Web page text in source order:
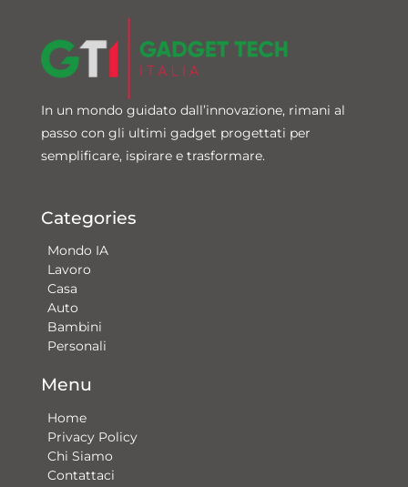
In un mondo guidato dall’innovazione, rimani al
passo con gli ultimi gadget progettati per
semplificare, ispirare e trasformare.
Categories
Mondo IA
Lavoro
Casa
Auto
Bambini
Personali
Menu
Home
Privacy Policy
Chi Siamo
Contattaci​